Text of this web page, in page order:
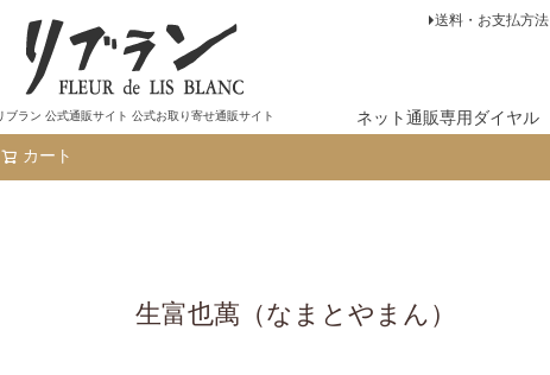
ブラン 公式通販サイト 公式お取り寄せ通販サイト
送料・お支払方法
ネット通販専用ダイヤル
カート
生富也萬（なまとやまん）